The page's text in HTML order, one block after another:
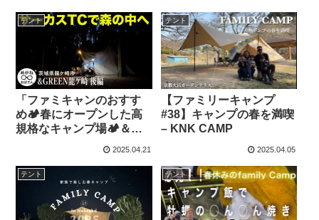
プ/BROOKLYN OUTDOO
R COMPANY – sora
CAMP【ファミリーキャ
ンプ】
テント
「ファミキャンのおすす
め🏕️春にオープンした高
規格なキャンプ場🏕️＆
がねおばさん – めがねお
ばさんのキャンプ生活
2025.04.21
テント
【ファミリーキャンプ
#38】キャンプの春を満喫
– KNK CAMP
2025.04.05
テント テント